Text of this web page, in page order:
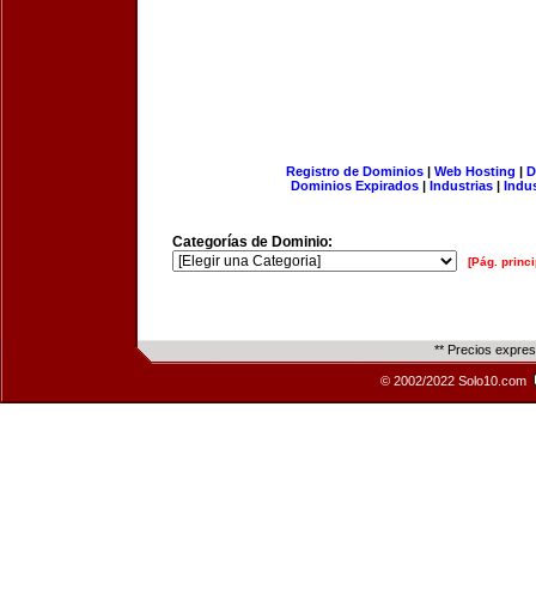
Registro de Dominios| Web Hosting |
Dominios Expirados | Industrias |
Categorías de Dominio:
[Pág.
** Precios
© 2002/2022 Solo10.com